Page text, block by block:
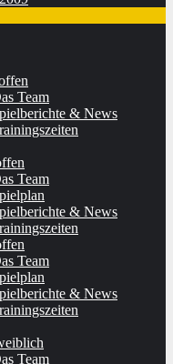
Team
& News
Team
& News
Team
& News
Team